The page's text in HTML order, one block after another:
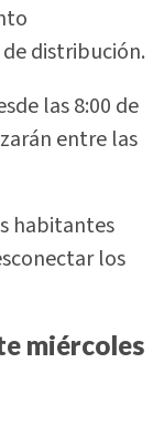
distribución.
las 8:00 de
entre las
habitantes
los
miércoles